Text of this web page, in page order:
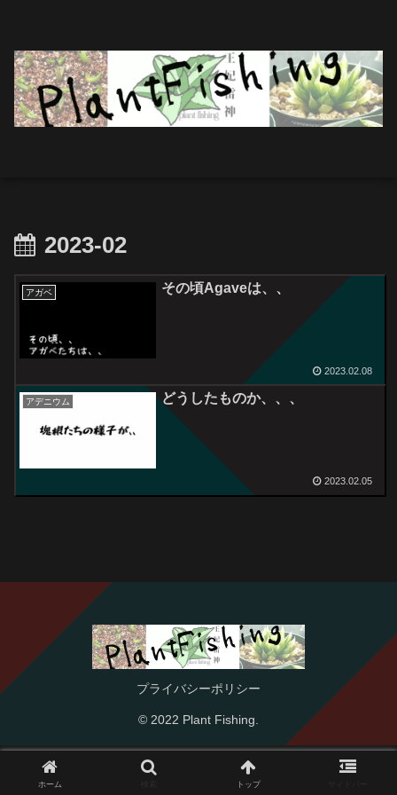
2023-02
アガベ その頃Agaveは、、
2023.02.08
アデニウム どうしたものか、、、
2023.02.05
プライバシーポリシー
© 2022 Plant Fishing.
ホーム トップ